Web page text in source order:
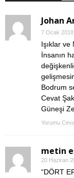
Johan
7 Ocak
Işıklar
İnsanın
Bodrum
Cevat
Güneşi
Yorumu
metin
20 Haziran
“DÖRT